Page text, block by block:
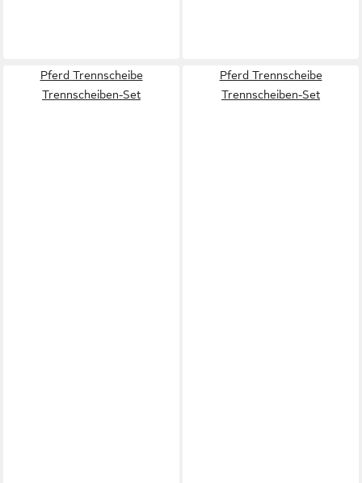
Pferd Trennscheibe
Trennscheiben-Set
Pferd Trennscheibe
Trennscheiben-Set